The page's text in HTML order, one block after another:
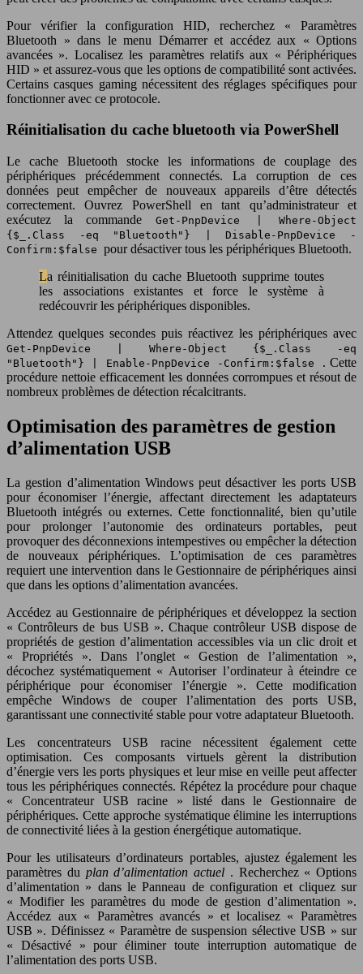
Pour vérifier la configuration HID, recherchez « Paramètres
Bluetooth » dans le menu Démarrer et accédez aux « Options
avancées ». Localisez les paramètres relatifs aux « Périphériques
HID » et assurez-vous que les options de compatibilité sont activées.
Certains casques gaming nécessitent des réglages spécifiques pour
fonctionner avec ce protocole.
Réinitialisation du cache bluetooth via PowerShell
Le cache Bluetooth stocke les informations de couplage des
périphériques précédemment connectés. La corruption de ces
données peut empêcher de nouveaux appareils d’être détectés
correctement. Ouvrez PowerShell en tant qu’administrateur et
exécutez la commande Get-PnpDevice | Where-Object
{$_.Class -eq "Bluetooth"} | Disable-PnpDevice -
Confirm:$false pour désactiver tous les périphériques Bluetooth.
La réinitialisation du cache Bluetooth supprime toutes
les associations existantes et force le système à
redécouvrir les périphériques disponibles.
Attendez quelques secondes puis réactivez les périphériques avec
Get-PnpDevice | Where-Object {$_.Class -eq
"Bluetooth"} | Enable-PnpDevice -Confirm:$false . Cette
procédure nettoie efficacement les données corrompues et résout de
nombreux problèmes de détection récalcitrants.
Optimisation des paramètres de gestion
d’alimentation USB
La gestion d’alimentation Windows peut désactiver les ports USB
pour économiser l’énergie, affectant directement les adaptateurs
Bluetooth intégrés ou externes. Cette fonctionnalité, bien qu’utile
pour prolonger l’autonomie des ordinateurs portables, peut
provoquer des déconnexions intempestives ou empêcher la détection
de nouveaux périphériques. L’optimisation de ces paramètres
requiert une intervention dans le Gestionnaire de périphériques ainsi
que dans les options d’alimentation avancées.
Accédez au Gestionnaire de périphériques et développez la section
« Contrôleurs de bus USB ». Chaque contrôleur USB dispose de
propriétés de gestion d’alimentation accessibles via un clic droit et
« Propriétés ». Dans l’onglet « Gestion de l’alimentation »,
décochez systématiquement « Autoriser l’ordinateur à éteindre ce
périphérique pour économiser l’énergie ». Cette modification
empêche Windows de couper l’alimentation des ports USB,
garantissant une connectivité stable pour votre adaptateur Bluetooth.
Les concentrateurs USB racine nécessitent également cette
optimisation. Ces composants virtuels gèrent la distribution
d’énergie vers les ports physiques et leur mise en veille peut affecter
tous les périphériques connectés. Répétez la procédure pour chaque
« Concentrateur USB racine » listé dans le Gestionnaire de
périphériques. Cette approche systématique élimine les interruptions
de connectivité liées à la gestion énergétique automatique.
Pour les utilisateurs d’ordinateurs portables, ajustez également les
paramètres du plan d’alimentation actuel . Recherchez « Options
d’alimentation » dans le Panneau de configuration et cliquez sur
« Modifier les paramètres du mode de gestion d’alimentation ».
Accédez aux « Paramètres avancés » et localisez « Paramètres
USB ». Définissez « Paramètre de suspension sélective USB » sur
« Désactivé » pour éliminer toute interruption automatique de
l’alimentation des ports USB.